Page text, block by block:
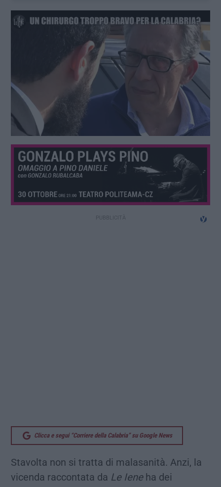
Clicca e segui “Corriere della Calabria” su Google News
Stavolta non si tratta di malasanità. Anzi, la
vicenda raccontata da Le Ieneha dei